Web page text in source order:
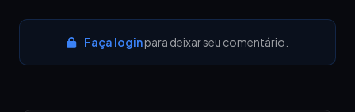
Faça loginpara deixar seu comentário.